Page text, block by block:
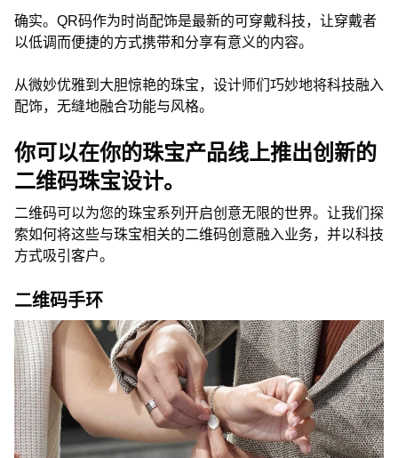
确实。QR码作为时尚配饰是最新的可穿戴科技，让穿戴者
以低调而便捷的方式携带和分享有意义的内容。
从微妙优雅到大胆惊艳的珠宝，设计师们巧妙地将科技融入
配饰，无缝地融合功能与风格。
你可以在你的珠宝产品线上推出创新的
二维码珠宝设计。
二维码可以为您的珠宝系列开启创意无限的世界。让我们探
索如何将这些与珠宝相关的二维码创意融入业务，并以科技
方式吸引客户。
二维码手环